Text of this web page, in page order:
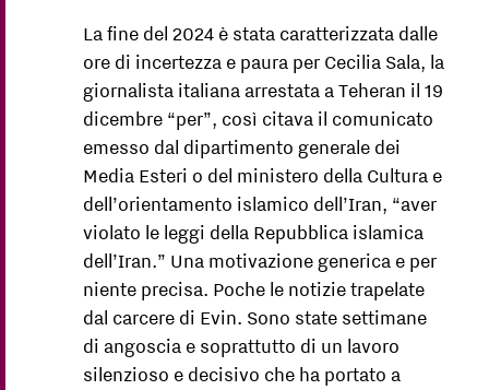
La fine del 2024 è stata caratterizzata dalle
ore di incertezza e paura per Cecilia Sala, la
giornalista italiana arrestata a Teheran il 19
dicembre “per”, così citava il comunicato
emesso dal dipartimento generale dei
Media Esteri o del ministero della Cultura e
dell’orientamento islamico dell’Iran, “aver
violato le leggi della Repubblica islamica
dell’Iran.” Una motivazione generica e per
niente precisa. Poche le notizie trapelate
dal carcere di Evin. Sono state settimane
di angoscia e soprattutto di un lavoro
silenzioso e decisivo che ha portato a